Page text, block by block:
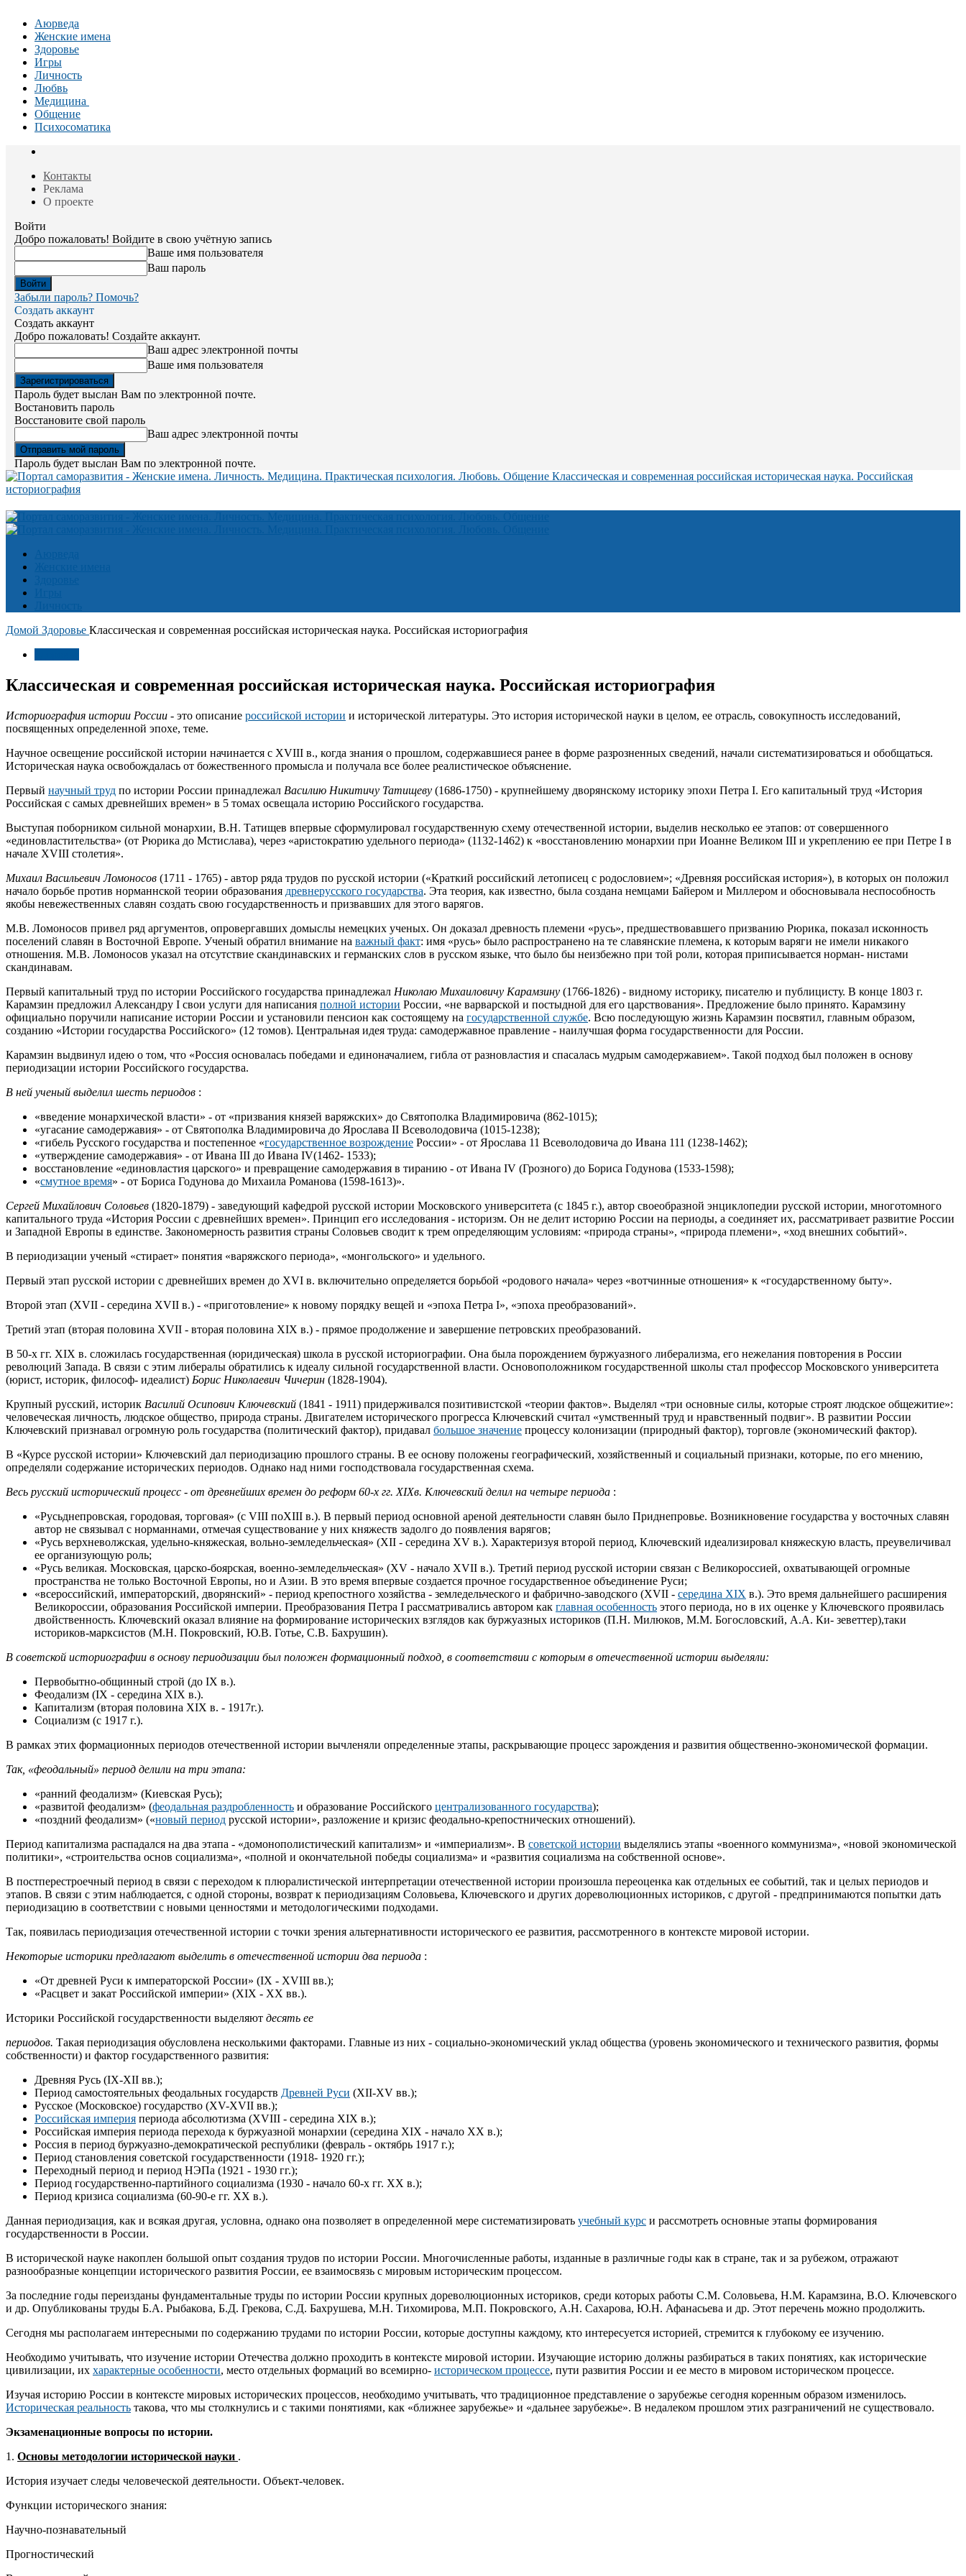
Аюрведа
Женские имена
Здоровье
Игры
Личность
Любвь
Медицина
Общение
Психосоматика
Контакты
Реклама
О проекте
Войти
Добро пожаловать! Войдите в свою учётную запись
Ваше имя пользователя
Ваш пароль
Забыли пароль? Помочь?
Создать аккаунт
Создать аккаунт
Добро пожаловать! Создайте аккаунт.
Ваш адрес электронной почты
Ваше имя пользователя
Пароль будет выслан Вам по электронной почте.
Востановить пароль
Восстановите свой пароль
Ваш адрес электронной почты
Пароль будет выслан Вам по электронной почте.
Классическая и современная российская историческая наука. Российская
историография
Домой Здоровье Классическая и современная российская историческая наука. Российская историография
Классическая и современная российская историческая наука. Российская историография
Историография истории России - это описание российской истории и исторической литературы. Это история исторической науки в целом, ее отрасль, совокупность исследований,
посвященных определенной эпохе, теме.
Научное освещение российской истории начинается с XVIII в., когда знания о прошлом, содержавшиеся ранее в форме разрозненных сведений, начали систематизироваться и обобщаться.
Историческая наука освобождалась от божественного промысла и получала все более реалистическое объяснение.
Первый научный труд по истории России принадлежал Василию Никитичу Татищеву (1686-1750) - крупнейшему дворянскому историку эпохи Петра I. Его капитальный труд «История
Российская с самых древнейших времен» в 5 томах освещала историю Российского государства.
Выступая поборником сильной монархии, В.Н. Татищев впервые сформулировал государственную схему отечественной истории, выделив несколько ее этапов: от совершенного
«единовластительства» (от Рюрика до Мстислава), через «аристократию удельного периода» (1132-1462) к «восстановлению монархии при Иоанне Великом III и укреплению ее при Петре I в
начале XVIII столетия».
Михаил Васильевич Ломоносов (1711 - 1765) - автор ряда трудов по русской истории («Краткий российский летописец с родословием»; «Древняя российская история»), в которых он положил
начало борьбе против норманнской теории образования древнерусского государства. Эта теория, как известно, была создана немцами Байером и Миллером и обосновывала неспособность
якобы невежественных славян создать свою государственность и призвавших для этого варягов.
М.В. Ломоносов привел ряд аргументов, опровергавших домыслы немецких ученых. Он доказал древность племени «русь», предшествовавшего призванию Рюрика, показал исконность
поселений славян в Восточной Европе. Ученый обратил внимание на важный факт: имя «русь» было распространено на те славянские племена, к которым варяги не имели никакого
отношения. М.В. Ломоносов указал на отсутствие скандинавских и германских слов в русском языке, что было бы неизбежно при той роли, которая приписывается норман- нистами
скандинавам.
Первый капитальный труд по истории Российского государства принадлежал Николаю Михаиловичу Карамзину (1766-1826) - видному историку, писателю и публицисту. В конце 1803 г.
Карамзин предложил Александру I свои услуги для написания полной истории России, «не варварской и постыдной для его царствования». Предложение было принято. Карамзину
официально поручили написание истории России и установили пенсион как состоящему на государственной службе. Всю последующую жизнь Карамзин посвятил, главным образом,
созданию «Истории государства Российского» (12 томов). Центральная идея труда: самодержавное правление - наилучшая форма государственности для России.
Карамзин выдвинул идею о том, что «Россия основалась победами и единоначалием, гибла от разновластия и спасалась мудрым самодержавием». Такой подход был положен в основу
периодизации истории Российского государства.
В ней ученый выделил шесть периодов :
«введение монархической власти» - от «призвания князей варяжских» до Святополка Владимировича (862-1015);
«угасание самодержавия» - от Святополка Владимировича до Ярослава II Всеволодовича (1015-1238);
«гибель Русского государства и постепенное «государственное возрождение России» - от Ярослава 11 Всеволодовича до Ивана 111 (1238-1462);
«утверждение самодержавия» - от Ивана III до Ивана IV(1462- 1533);
восстановление «единовластия царского» и превращение самодержавия в тиранию - от Ивана IV (Грозного) до Бориса Годунова (1533-1598);
«смутное время» - от Бориса Годунова до Михаила Романова (1598-1613)».
Сергей Михайлович Соловьев (1820-1879) - заведующий кафедрой русской истории Московского университета (с 1845 г.), автор своеобразной энциклопедии русской истории, многотомного
капитального труда «История России с древнейших времен». Принцип его исследования - историзм. Он не делит историю России на периоды, а соединяет их, рассматривает развитие России
и Западной Европы в единстве. Закономерность развития страны Соловьев сводит к трем определяющим условиям: «природа страны», «природа племени», «ход внешних событий».
В периодизации ученый «стирает» понятия «варяжского периода», «монгольского» и удельного.
Первый этап русской истории с древнейших времен до XVI в. включительно определяется борьбой «родового начала» через «вотчинные отношения» к «государственному быту».
Второй этап (XVII - середина XVII в.) - «приготовление» к новому порядку вещей и «эпоха Петра I», «эпоха преобразований».
Третий этап (вторая половина XVII - вторая половина XIX в.) - прямое продолжение и завершение петровских преобразований.
В 50-х гг. XIX в. сложилась государственная (юридическая) школа в русской историографии. Она была порождением буржуазного либерализма, его нежелания повторения в России
революций Запада. В связи с этим либералы обратились к идеалу сильной государственной власти. Основоположником государственной школы стал профессор Московского университета
(юрист, историк, философ- идеалист) Борис Николаевич Чичерин (1828-1904).
Крупный русский, историк Василий Осипович Ключевский (1841 - 1911) придерживался позитивистской «теории фактов». Выделял «три основные силы, которые строят людское общежитие»:
человеческая личность, людское общество, природа страны. Двигателем исторического прогресса Ключевский считал «умственный труд и нравственный подвиг». В развитии России
Ключевский признавал огромную роль государства (политический фактор), придавал большое значение процессу колонизации (природный фактор), торговле (экономический фактор).
В «Курсе русской истории» Ключевский дал периодизацию прошлого страны. В ее основу положены географический, хозяйственный и социальный признаки, которые, по его мнению,
определяли содержание исторических периодов. Однако над ними господствовала государственная схема.
Весь русский исторический процесс - от древнейших времен до реформ 60-х гг. XIXв. Ключевский делил на четыре периода :
«Русьднепровская, городовая, торговая» (с VIII поXIII в.). В первый период основной ареной деятельности славян было Приднепровье. Возникновение государства у восточных славян
автор не связывал с норманнами, отмечая существование у них княжеств задолго до появления варягов;
«Русь верхневолжская, удельно-княжеская, вольно-земледельческая» (XII - середина XV в.). Характеризуя второй период, Ключевский идеализировал княжескую власть, преувеличивал
ее организующую роль;
«Русь великая. Московская, царско-боярская, военно-земледельческая» (XV - начало XVII в.). Третий период русской истории связан с Великороссией, охватывающей огромные
пространства не только Восточной Европы, но и Азии. В это время впервые создается прочное государственное объединение Руси;
«всероссийский, императорский, дворянский» - период крепостного хозяйства - земледельческого и фабрично-заводского (XVII - середина XIX в.). Это время дальнейшего расширения
Великороссии, образования Российской империи. Преобразования Петра I рассматривались автором как главная особенность этого периода, но в их оценке у Ключевского проявилась
двойственность. Ключевский оказал влияние на формирование исторических взглядов как буржуазных историков (П.Н. Милюков, М.М. Богословский, А.А. Ки- зеветтер),таки
историков-марксистов (М.Н. Покровский, Ю.В. Готье, С.В. Бахрушин).
В советской историографии в основу периодизации был положен формационный подход, в соответствии с которым в отечественной истории выделяли:
Первобытно-общинный строй (до IX в.).
Феодализм (IX - середина XIX в.).
Капитализм (вторая половина XIX в. - 1917г.).
Социализм (с 1917 г.).
В рамках этих формационных периодов отечественной истории вычленяли определенные этапы, раскрывающие процесс зарождения и развития общественно-экономической формации.
Так, «феодальный» период делили на три этапа:
«ранний феодализм» (Киевская Русь);
«развитой феодализм» (феодальная раздробленность и образование Российского централизованного государства);
«поздний феодализм» («новый период русской истории», разложение и кризис феодально-крепостнических отношений).
Период капитализма распадался на два этапа - «домонополистический капитализм» и «империализм». В советской истории выделялись этапы «военного коммунизма», «новой экономической
политики», «строительства основ социализма», «полной и окончательной победы социализма» и «развития социализма на собственной основе».
В постперестроечный период в связи с переходом к плюралистической интерпретации отечественной истории произошла переоценка как отдельных ее событий, так и целых периодов и
этапов. В связи с этим наблюдается, с одной стороны, возврат к периодизациям Соловьева, Ключевского и других дореволюционных историков, с другой - предпринимаются попытки дать
периодизацию в соответствии с новыми ценностями и методологическими подходами.
Так, появилась периодизация отечественной истории с точки зрения альтернативности исторического ее развития, рассмотренного в контексте мировой истории.
Некоторые историки предлагают выделить в отечественной истории два периода :
«От древней Руси к императорской России» (IX - XVIII вв.);
«Расцвет и закат Российской империи» (XIX - XX вв.).
Историки Российской государственности выделяют десять ее
периодов. Такая периодизация обусловлена несколькими факторами. Главные из них - социально-экономический уклад общества (уровень экономического и технического развития, формы
собственности) и фактор государственного развития:
Древняя Русь (IX-XII вв.);
Период самостоятельных феодальных государств Древней Руси (XII-XV вв.);
Русское (Московское) государство (XV-XVII вв.);
Российская империя периода абсолютизма (XVIII - середина XIX в.);
Российская империя периода перехода к буржуазной монархии (середина XIX - начало XX в.);
Россия в период буржуазно-демократической республики (февраль - октябрь 1917 г.);
Период становления советской государственности (1918- 1920 гг.);
Переходный период и период НЭПа (1921 - 1930 гг.);
Период государственно-партийного социализма (1930 - начало 60-х гг. XX в.);
Период кризиса социализма (60-90-е гг. XX в.).
Данная периодизация, как и всякая другая, условна, однако она позволяет в определенной мере систематизировать учебный курс и рассмотреть основные этапы формирования
государственности в России.
В исторической науке накоплен большой опыт создания трудов по истории России. Многочисленные работы, изданные в различные годы как в стране, так и за рубежом, отражают
разнообразные концепции исторического развития России, ее взаимосвязь с мировым историческим процессом.
За последние годы переизданы фундаментальные труды по истории России крупных дореволюционных историков, среди которых работы С.М. Соловьева, Н.М. Карамзина, В.О. Ключевского
и др. Опубликованы труды Б.А. Рыбакова, Б.Д. Грекова, С.Д. Бахрушева, М.Н. Тихомирова, М.П. Покровского, А.Н. Сахарова, Ю.Н. Афанасьева и др. Этот перечень можно продолжить.
Сегодня мы располагаем интересными по содержанию трудами по истории России, которые доступны каждому, кто интересуется историей, стремится к глубокому ее изучению.
Необходимо учитывать, что изучение истории Отечества должно проходить в контексте мировой истории. Изучающие историю должны разбираться в таких понятиях, как исторические
цивилизации, их характерные особенности, место отдельных формаций во всемирно- историческом процессе, пути развития России и ее место в мировом историческом процессе.
Изучая историю России в контексте мировых исторических процессов, необходимо учитывать, что традиционное представление о зарубежье сегодня коренным образом изменилось.
Историческая реальность такова, что мы столкнулись и с такими понятиями, как «ближнее зарубежье» и «дальнее зарубежье». В недалеком прошлом этих разграничений не существовало.
Экзаменационные вопросы по истории.
1. Основы методологии исторической науки .
История изучает следы человеческой деятельности. Объект-человек.
Функции исторического знания:
Научно-познавательный
Прогностический